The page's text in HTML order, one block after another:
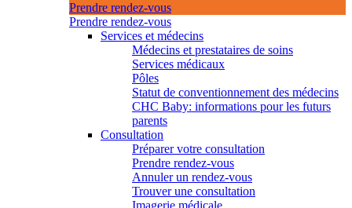
Prendre rendez-vous
Prendre rendez-vous
Services et médecins
Médecins et prestataires de soins
Services médicaux
Pôles
Statut de conventionnement des médecins
CHC Baby: informations pour les futurs
parents
Consultation
Préparer votre consultation
Prendre rendez-vous
Annuler un rendez-vous
Trouver une consultation